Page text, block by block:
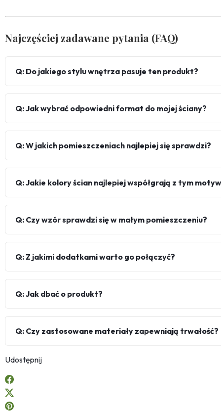
Najczęściej zadawane pytania (FAQ)
Q: Do jakiego stylu wnętrza pasuje ten produkt?
Q: Jak wybrać odpowiedni format do mojej ściany?
Q: W jakich pomieszczeniach najlepiej się sprawdzi?
Q: Jakie kolory ścian najlepiej współgrają z tym
Q: Czy wzór sprawdzi się w małym pomieszczeniu?
Q: Z jakimi dodatkami warto go połączyć?
Q: Jak dbać o produkt?
Q: Czy zastosowane materiały zapewniają trwałość?
Udostępnij